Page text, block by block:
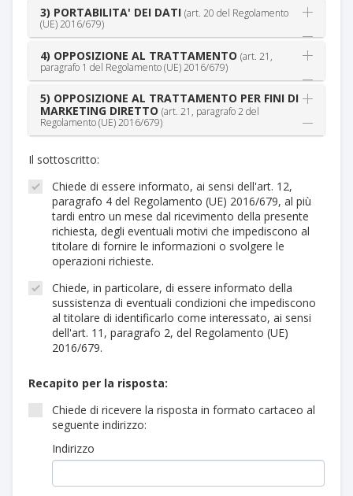
3) PORTABILITA' DEI DATI (art. 20 del Regolamento
(UE) 2016/679)
4) OPPOSIZIONE AL TRATTAMENTO (art. 21,
paragrafo 1 del Regolamento (UE) 2016/679)
5) OPPOSIZIONE AL TRATTAMENTO PER FINI DI
MARKETING DIRETTO (art. 21, paragrafo 2 del
Regolamento (UE) 2016/679)
Il sottoscritto:
Chiede di essere informato, ai sensi dell'art. 12,
paragrafo 4 del Regolamento (UE) 2016/679, al più
tardi entro un mese dal ricevimento della presente
richiesta, degli eventuali motivi che impediscono al
titolare di fornire le informazioni o svolgere le
operazioni richieste.
Chiede, in particolare, di essere informato della
sussistenza di eventuali condizioni che impediscono
al titolare di identificarlo come interessato, ai sensi
dell'art. 11, paragrafo 2, del Regolamento (UE)
2016/679.
Recapito per la risposta:
Chiede di ricevere la risposta in formato cartaceo al
seguente indirizzo:
Indirizzo